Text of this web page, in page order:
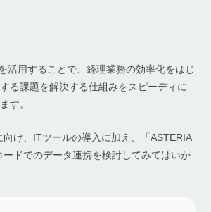
活用することで、経理業務の効率化をはじ
る課題を解決する仕組みをスピーディに
す。
け、ITツールの導入に加え、「ASTERIA
ードでのデータ連携を検討してみてはいか